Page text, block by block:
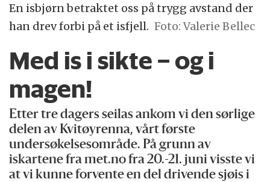
En isbjørn betraktet oss på trygg avstand der
han drev forbi på et isfjell. Foto: Valerie Bellec
Med is i sikte – og i
magen!
Etter tre dagers seilas ankom vi den sørlige
delen av Kvitøyrenna, vårt første
undersøkelsesområde. På grunn av
iskartene fra met.no fra 20.-21. juni visste vi
at vi kunne forvente en del drivende sjøis i